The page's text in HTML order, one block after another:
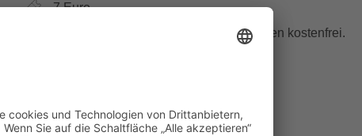
7 Euro
Kinder 6-12 Jahre: 3 Euro, unter 6 Jahren kostenfrei.